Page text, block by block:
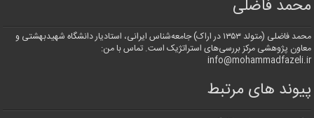
محمد فاضلی
محمد فاضلی (متولد ۱۳۵۳ در اراک) جامعه‌شناس ایرانی، استادیار دانشگاه شهیدبهشتی و
معاون پژوهشی مرکز بررسی‌های استراتژیک است. تماس با من:
info@mohammadfazeli.ir
پیوند های مرتبط